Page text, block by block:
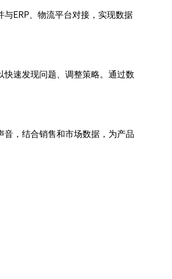
ERP、物流平台对接，实现数据
速发现问题、调整策略。通过数
，结合销售和市场数据，为产品